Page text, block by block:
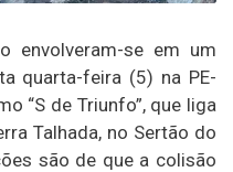
envolveram-se em um
quarta-feira (5) na PE-
“S de Triunfo”, que liga
Talhada, no Sertão do
são de que a colisão